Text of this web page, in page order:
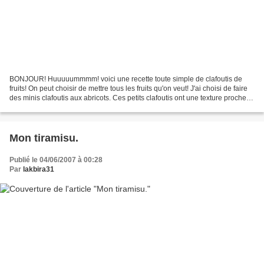
BONJOUR! Huuuuummmm! voici une recette toute simple de clafoutis de
fruits! On peut choisir de mettre tous les fruits qu'on veut! J'ai choisi de faire
des minis clafoutis aux abricots. Ces petits clafoutis ont une texture proche
Mon tiramisu.
Publié le 04/06/2007 à 00:28
Par lakbira31